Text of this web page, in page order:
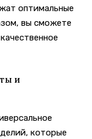
оптимальные
вы сможете
и
которые